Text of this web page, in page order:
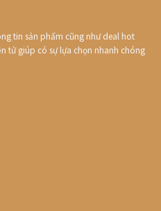
tin sản phẩm cũng như deal hot
tử giúp có sự lựa chọn nhanh chóng